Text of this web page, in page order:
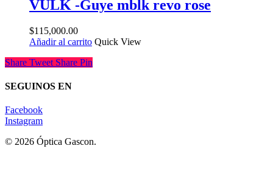
VULK -Guye mblk revo rose
$115,000.00
Añadir al carrito Quick View
Share Tweet Share Pin
SEGUINOS EN
Facebook
Instagram
© 2026 Óptica Gascon.